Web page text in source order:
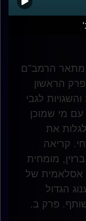
הרמב"ם
הראשון
לגבי
מי שמוכן
את
קריאה
מומחית
אסלאמית של
הגדול
פרק ב.